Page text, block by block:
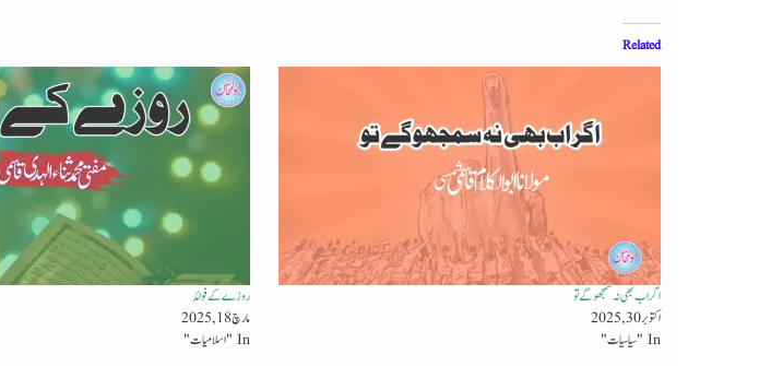
Related
اگر اب بھی نہ سمجھوگے تو
اکتوبر 30, 2025
In "سیاسیات"
روزے کے فوائد
مارچ 18, 2025
In "اسلامیات"